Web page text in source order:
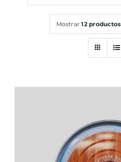
Mostrar12 productos